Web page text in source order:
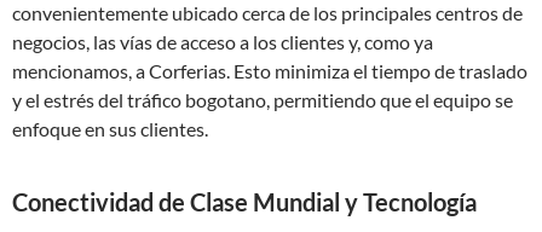
convenientemente ubicado cerca de los principales centros de
negocios, las vías de acceso a los clientes y, como ya
mencionamos, a Corferias. Esto minimiza el tiempo de traslado
y el estrés del tráfico bogotano, permitiendo que el equipo se
enfoque en sus clientes.
Conectividad de Clase Mundial y Tecnología